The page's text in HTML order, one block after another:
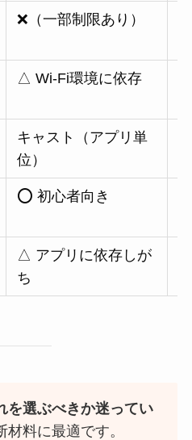
❌（一部制限あり）
△ Wi-Fi環境に依存
キャスト（アプリ単
位）
⭕ 初心者向き
△ アプリに依存しが
ち
を選ぶべきか迷ってい
材料に最適です。